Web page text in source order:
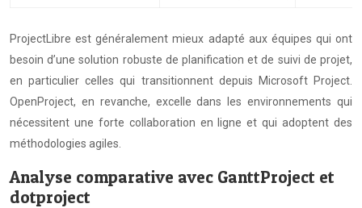
ProjectLibre est généralement mieux adapté aux équipes qui ont
besoin d’une solution robuste de planification et de suivi de projet,
en particulier celles qui transitionnent depuis Microsoft Project.
OpenProject, en revanche, excelle dans les environnements qui
nécessitent une forte collaboration en ligne et qui adoptent des
méthodologies agiles.
Analyse comparative avec GanttProject et
dotproject